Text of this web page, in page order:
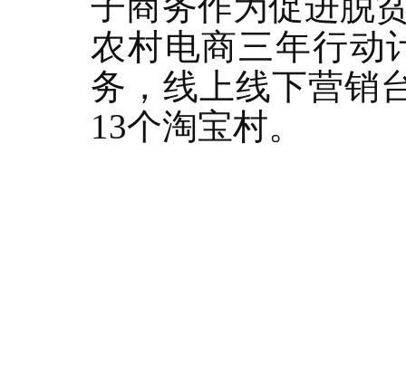
农村电商三年行动
务，线上线下营销
13个淘宝村。